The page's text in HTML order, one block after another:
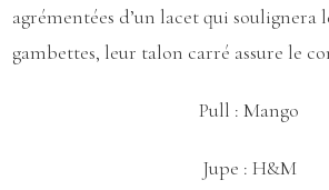
agrémentées d’un lacet qui soulignera
gambettes, leur talon carré assure le
Pull : Mango
Jupe : H&M